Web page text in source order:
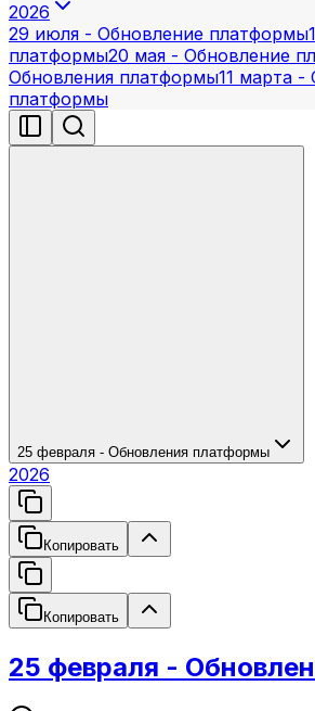
2026
29 июля - Обновление платформы
платформы20 мая - Обновление
Обновления платформы11 марта -
платформы
25 февраля - Обновления платформы
2026
Копировать
Копировать
25 февраля -